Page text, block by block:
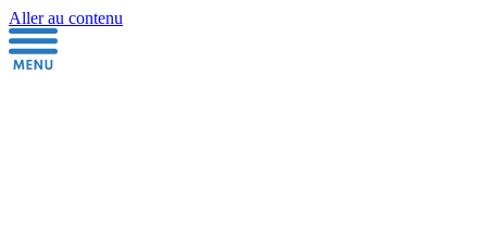
Aller au contenu